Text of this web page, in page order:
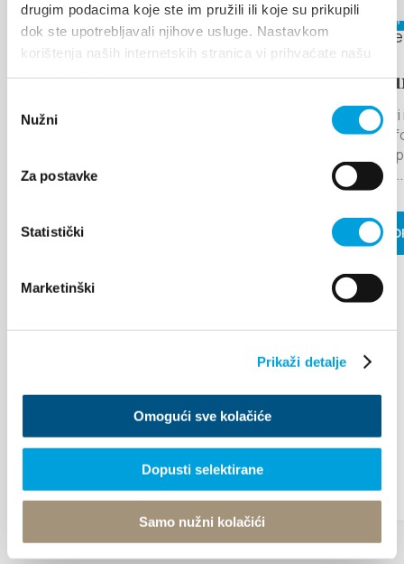
drugim podacima koje ste im pružili ili koje su prikupili
dok ste upotrebljavali njihove usluge. Nastavkom
korištenja naših internetskih stranica vi prihvaćate našu
pristanka
Nužni
Za postavke
Statistički
Marketinški
Prikaži detalje
Omogući sve kolačiće
Dopusti selektirane
Samo nužni kolačići
August 6, 2026 - August 12, 2026
THE LEGEND OF
August
Arias
Kaštel
the stage
musical
traditional...
READ